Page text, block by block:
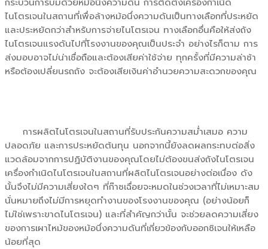
ไนโตรเจนในสถานที่เพื่อล้างหม้อนึ่งความดันเป็นทางเลือกที่ประหยัด
และประหยัดกว่าสำหรับการจ่ายไนโตรเจน ทางเลือกอื่นคือให้ส่งถัง
ไนโตรเจนแรงดันไปที่โรงงานของคุณเป็นประจำ อย่างไรก็ตาม การ
ส่งมอบอาจไม่น่าเชื่อถือและต้องเสียค่าใช้จ่าย ทุกครั้งที่มีความล่าช้า
หรือต้องเปลี่ยนรถถัง จะต้องเสียเงินค่าอำนวยความสะดวกของคุณ
การผลิตไนโตรเจนในสถานที่รับประกันความสม่ำเสมอ ความ
ปลอดภัย และการประหยัดต้นทุน นอกจากนี้ยังลดผลกระทบต่อสิ่ง
แวดล้อมจากการปฏิบัติงานของคุณโดยไม่ต้องขนส่งถังไนโตรเจน
เครื่องกำเนิดไนโตรเจนในสถานที่ผลิตไนโตรเจนอย่างต่อเนื่อง ดัง
นั้นจึงไม่มีความเสี่ยงใดๆ ที่ก๊าซเฉื่อยจะหมดในช่วงเวลาที่ไม่เหมาะสม
นั่นหมายถึงไม่มีการหยุดทำงานของโรงงานของคุณ (อย่างน้อยก็
ไม่ใช่เพราะขาดไนโตรเจน) และที่สำคัญกว่านั้น จะช่วยลดความเสี่ยง
ของการเผาไหม้ของหม้อนึ่งความดันที่เกี่ยวข้องกับออกซิเจนให้เหลือ
น้อยที่สุด